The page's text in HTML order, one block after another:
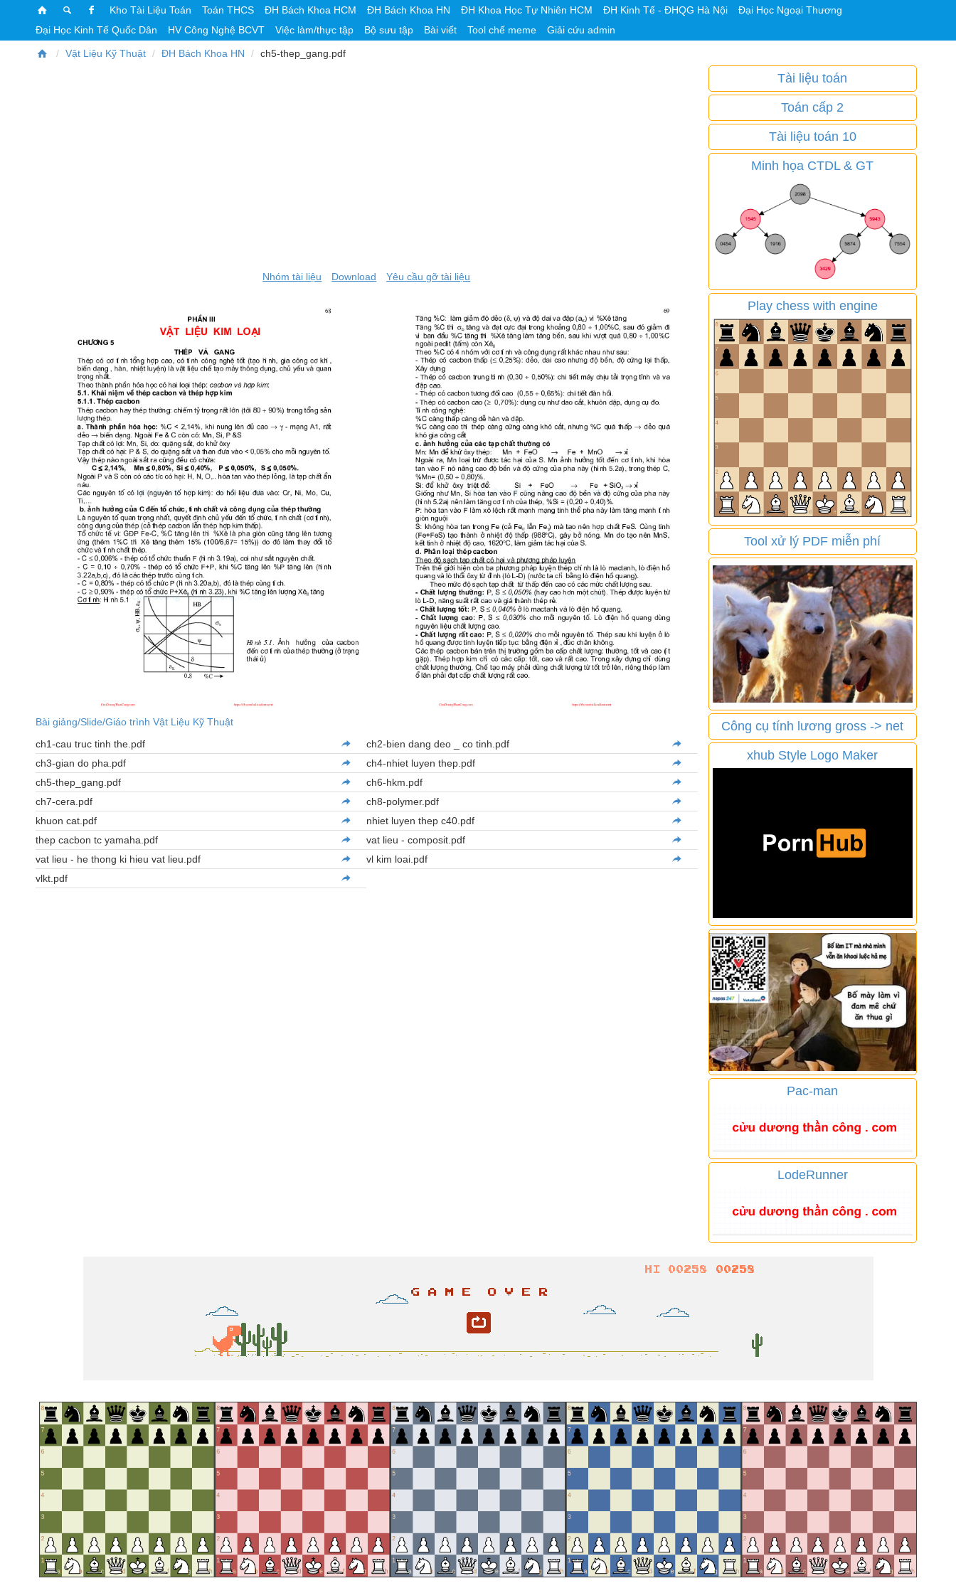
Kho Tài Liệu Toán Toán THCS ĐH Bách Khoa HCM ĐH Bách Khoa HN ĐH Khoa Học Tự Nhiên HCM ĐH Kinh Tế - ĐHQG Hà Nội
Đại Học Ngoại Thương
Đại Học Kinh Tế Quốc Dân
HV Công Nghệ BCVT Việc làm/thực tập Bộ sưu tập Bài viết Tool chế meme Giải cứu admin
Vật Liệu Kỹ Thuật ĐH Bách Khoa HN ch5-thep_gang.pdf
Nhóm tài liệu Download Yêu cầu gỡ tài liệu
Bài giảng/Slide/Giáo trình Vật Liệu Kỹ Thuật
ch1-cau truc tinh the.pdf
ch2-bien dang deo _ co tinh.pdf
ch3-gian do pha.pdf
ch4-nhiet luyen thep.pdf
ch5-thep_gang.pdf
ch6-hkm.pdf
ch7-cera.pdf
ch8-polymer.pdf
khuon cat.pdf
nhiet luyen thep c40.pdf
thep cacbon tc yamaha.pdf
vat lieu - composit.pdf
vat lieu - he thong ki hieu vat lieu.pdf
vl kim loai.pdf
vlkt.pdf
Tài liệu toán
Toán cấp 2
Tài liệu toán 10
Minh họa CTDL & GT
Play chess with engine
Tool xử lý PDF miễn phí
Công cụ tính lương gross -> net
xhub Style Logo Maker
Pac-man
LodeRunner